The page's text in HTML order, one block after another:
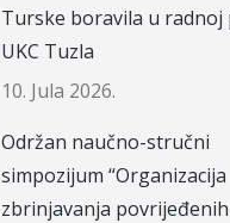
Turske boravila u radnoj
UKC Tuzla
10. Jula 2026.
Održan naučno-stručni
simpozijum “Organizacija
zbrinjavanja